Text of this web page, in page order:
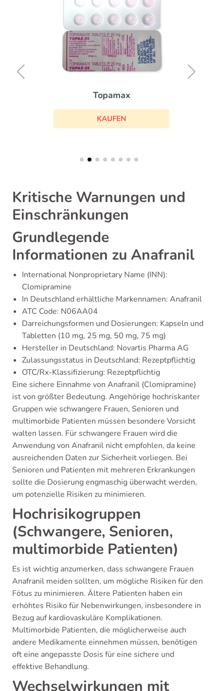
Topamax
KAUFEN
Kritische Warnungen und
Einschränkungen
Grundlegende
Informationen zu Anafranil
International Nonproprietary Name (INN):
Clomipramine
In Deutschland erhältliche Markennamen: Anafranil
ATC Code: N06AA04
Darreichungsformen und Dosierungen: Kapseln und
Tabletten (10 mg, 25 mg, 50 mg, 75 mg)
Hersteller in Deutschland: Novartis Pharma AG
Zulassungsstatus in Deutschland: Rezeptpflichtig
OTC/Rx-Klassifizierung: Rezeptpflichtig
Eine sichere Einnahme von Anafranil (Clomipramine)
ist von größter Bedeutung. Angehörige hochriskanter
Gruppen wie schwangere Frauen, Senioren und
multimorbide Patienten müssen besondere Vorsicht
walten lassen. Für schwangere Frauen wird die
Anwendung von Anafranil nicht empfohlen, da keine
ausreichenden Daten zur Sicherheit vorliegen. Bei
Senioren und Patienten mit mehreren Erkrankungen
sollte die Dosierung engmaschig überwacht werden,
um potenzielle Risiken zu minimieren.
Hochrisikogruppen
(Schwangere, Senioren,
multimorbide Patienten)
Es ist wichtig anzumerken, dass schwangere Frauen
Anafranil meiden sollten, um mögliche Risiken für den
Fötus zu minimieren. Ältere Patienten haben ein
erhöhtes Risiko für Nebenwirkungen, insbesondere in
Bezug auf kardiovaskuläre Komplikationen.
Multimorbide Patienten, die möglicherweise auch
andere Medikamente einnehmen müssen, benötigen
oft eine angepasste Dosis für eine sichere und
effektive Behandlung.
Wechselwirkungen mit